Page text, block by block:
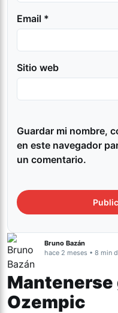
Email *
Sitio web
Guardar mi nombre,
en este navegador
un comentario.
Bruno Bazán
hace 2 meses • 8 min
Mantenerse
Ozempic